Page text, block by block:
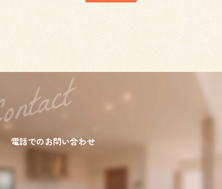
電話でのお問い合わせ